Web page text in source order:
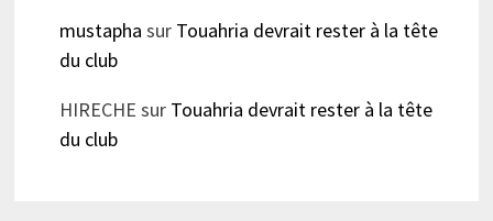
mustapha sur Touahria devrait rester à la tête
du club
HIRECHE sur Touahria devrait rester à la tête
du club